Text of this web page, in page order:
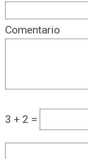
Comentario
3 + 2 =